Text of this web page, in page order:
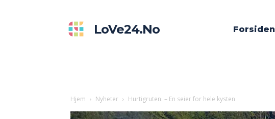
LoVe24.no Forsiden
Hjem Nyheter Hurtigruten: – En seier for hele kysten